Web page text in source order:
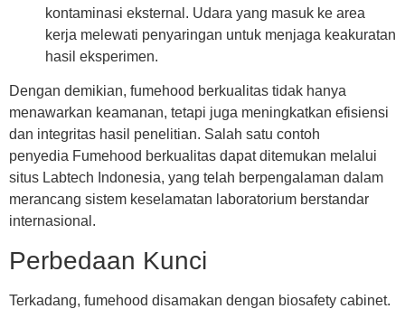
kontaminasi eksternal. Udara yang masuk ke area
kerja melewati penyaringan untuk menjaga keakuratan
hasil eksperimen.
Dengan demikian, fumehood berkualitas tidak hanya
menawarkan keamanan, tetapi juga meningkatkan efisiensi
dan integritas hasil penelitian. Salah satu contoh
penyedia Fumehood berkualitas dapat ditemukan melalui
situs Labtech Indonesia, yang telah berpengalaman dalam
merancang sistem keselamatan laboratorium berstandar
internasional.
Perbedaan Kunci
Terkadang, fumehood disamakan dengan biosafety cabinet.